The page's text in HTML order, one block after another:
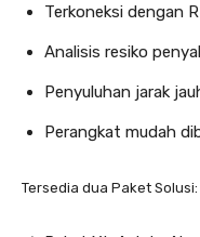
Terkoneksi dengan
Analisis resiko
Penyuluhan jarak
Perangkat mudah
Tersedia dua Paket Solusi: